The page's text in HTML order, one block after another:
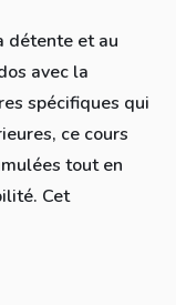
détente et au
avec la
spécifiques qui
ce cours
tout en
Cet